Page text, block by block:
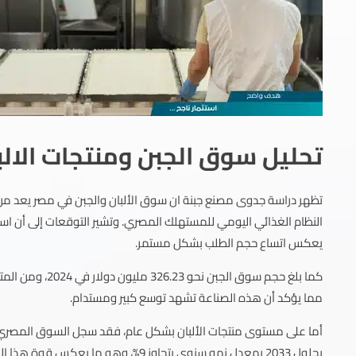
تحليل سوق الجبن ومنتجات
تظهر دراسة جدوى مصنع جبنة ان سوق الألبان والجبن في مصر يعد
يعكس اتساع حجم الطلب بشكل مستمر.
مما يؤكد أن هذه الصناعة تشهد توسع كبير ومستدام.